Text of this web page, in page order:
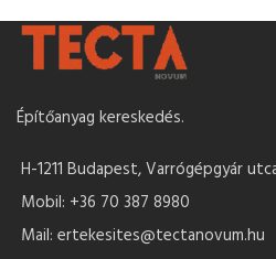
Építőanyag kereskedés.
H-1211 Budapest, Varrógépgyár
Mobil: +36 70 387 8980
Mail: ertekesites@tectanovum.hu